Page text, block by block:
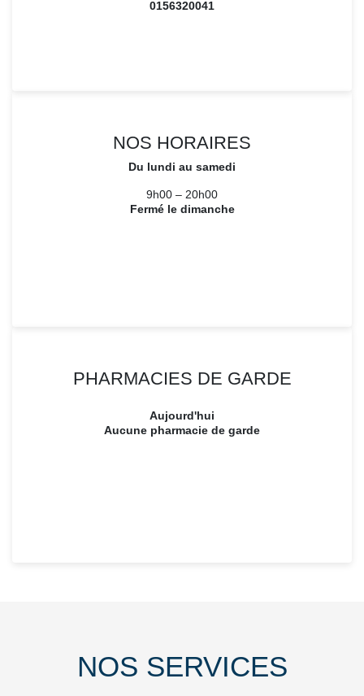
0156320041
NOS HORAIRES
Du lundi au samedi
9h00 – 20h00
Fermé le dimanche
PHARMACIES DE GARDE
Aujourd'hui
Aucune pharmacie de garde
NOS SERVICES